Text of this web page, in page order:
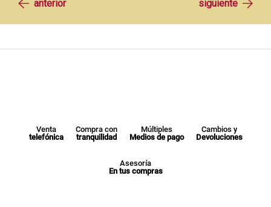
Venta
telefónica
Compra con
tranquilidad
Múltiples
Medios de pago
Cambios y
Devoluciones
Asesoría
En tus compras